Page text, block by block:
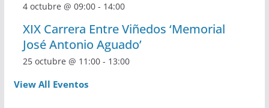
4 octubre @ 09:00- 14:00
XIX Carrera Entre Viñedos ‘Memorial
José Antonio Aguado’
25 octubre @ 11:00- 13:00
View All Eventos